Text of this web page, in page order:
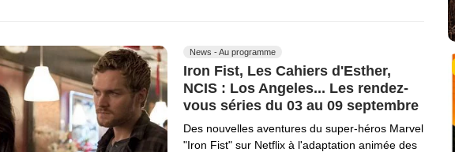
News - Au programme
Iron Fist, Les Cahiers d'Esther,
NCIS : Los Angeles... Les rendez-
vous séries du 03 au 09 septembre
Des nouvelles aventures du super-héros Marvel
"Iron Fist" sur Netflix à l'adaptation animée des